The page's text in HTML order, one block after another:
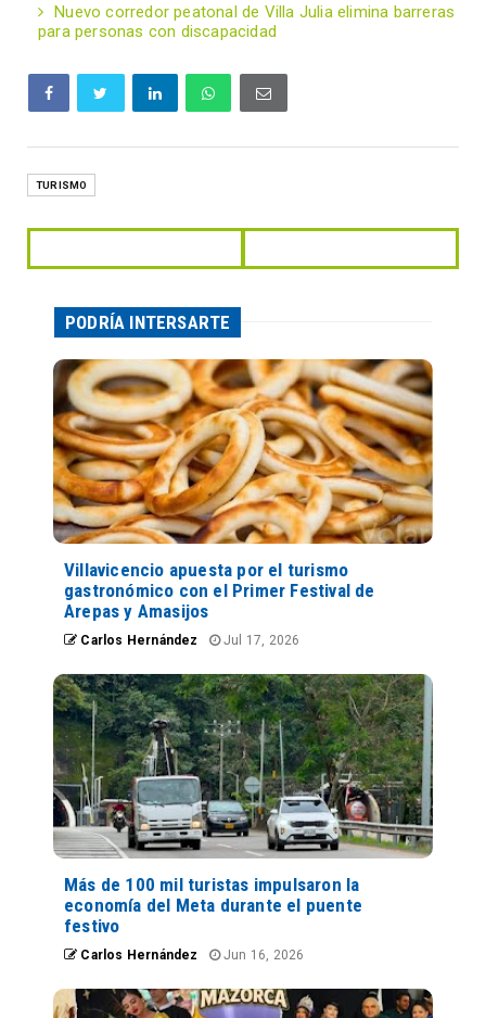
Nuevo corredor peatonal de Villa Julia elimina barreras
para personas con discapacidad
TURISMO
PODRÍA INTERSARTE
Villavicencio apuesta por el turismo
gastronómico con el Primer Festival de
Arepas y Amasijos
Carlos Hernández Jul 17, 2026
Más de 100 mil turistas impulsaron la
economía del Meta durante el puente
festivo
Carlos Hernández Jun 16, 2026